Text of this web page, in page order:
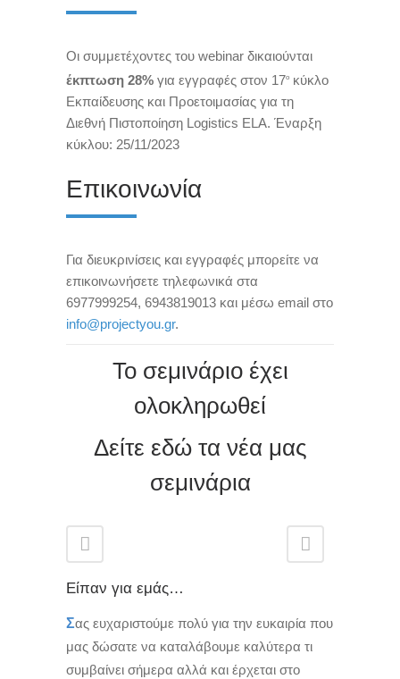
Οι συμμετέχοντες του webinar δικαιούνται
έκπτωση 28% για εγγραφές στον 17ο κύκλο
Εκπαίδευσης και Προετοιμασίας για τη
Διεθνή Πιστοποίηση Logistics ELA. Έναρξη
κύκλου: 25/11/2023
Επικοινωνία
Για διευκρινίσεις και εγγραφές μπορείτε να
επικοινωνήσετε τηλεφωνικά στα
6977999254, 6943819013 και μέσω email στο
info@projectyou.gr.
Το σεμινάριο έχει
ολοκληρωθεί
Δείτε εδώ τα νέα μας
σεμινάρια
Είπαν για εμάς…
Σας ευχαριστούμε πολύ για την ευκαιρία που
μας δώσατε να καταλάβουμε καλύτερα τι
συμβαίνει σήμερα αλλά και έρχεται στο